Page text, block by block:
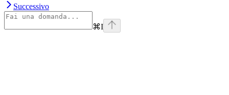
Successivo
⌘I